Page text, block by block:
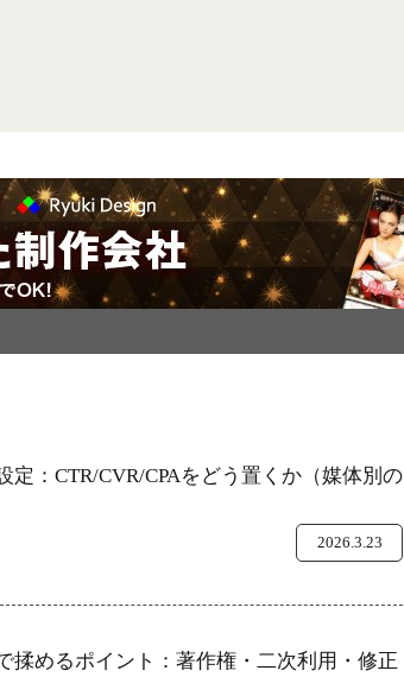
定：CTR/CVR/CPAをどう置くか（媒体別の
2026.3.23
揉めるポイント：著作権・二次利用・修正